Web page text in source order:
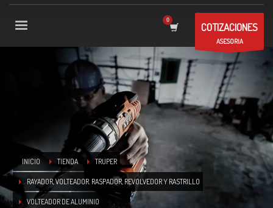
COTIZACIONES
ASESORIA
INICIO TIENDA TRUPER
RAYADOR, VOLTEADOR. RASPADOR, REVOLVEDOR Y RASTRILLO
VOLTEADOR DE ALUMINIO